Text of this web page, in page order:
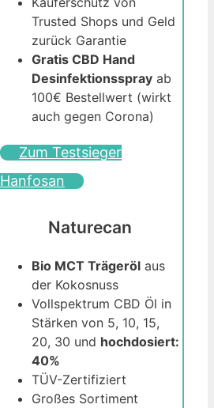
Trusted Shops und Geld
zurück Garantie
Gratis CBD Hand
Desinfektionsspray ab
100€ Bestellwert (wirkt
auch gegen Corona)
Zum Testsieger
Hanfosan
Naturecan
Bio MCT Trägeröl aus
der Kokosnuss
Vollspektrum CBD Öl in
Stärken von 5, 10, 15,
20, 30 und hochdosiert:
40%
TÜV-Zertifiziert
Großes Sortiment